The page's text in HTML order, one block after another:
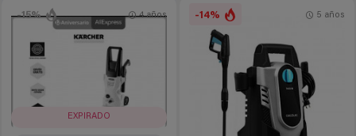
-15%
EXPIRADO
4 años -14% 5 años